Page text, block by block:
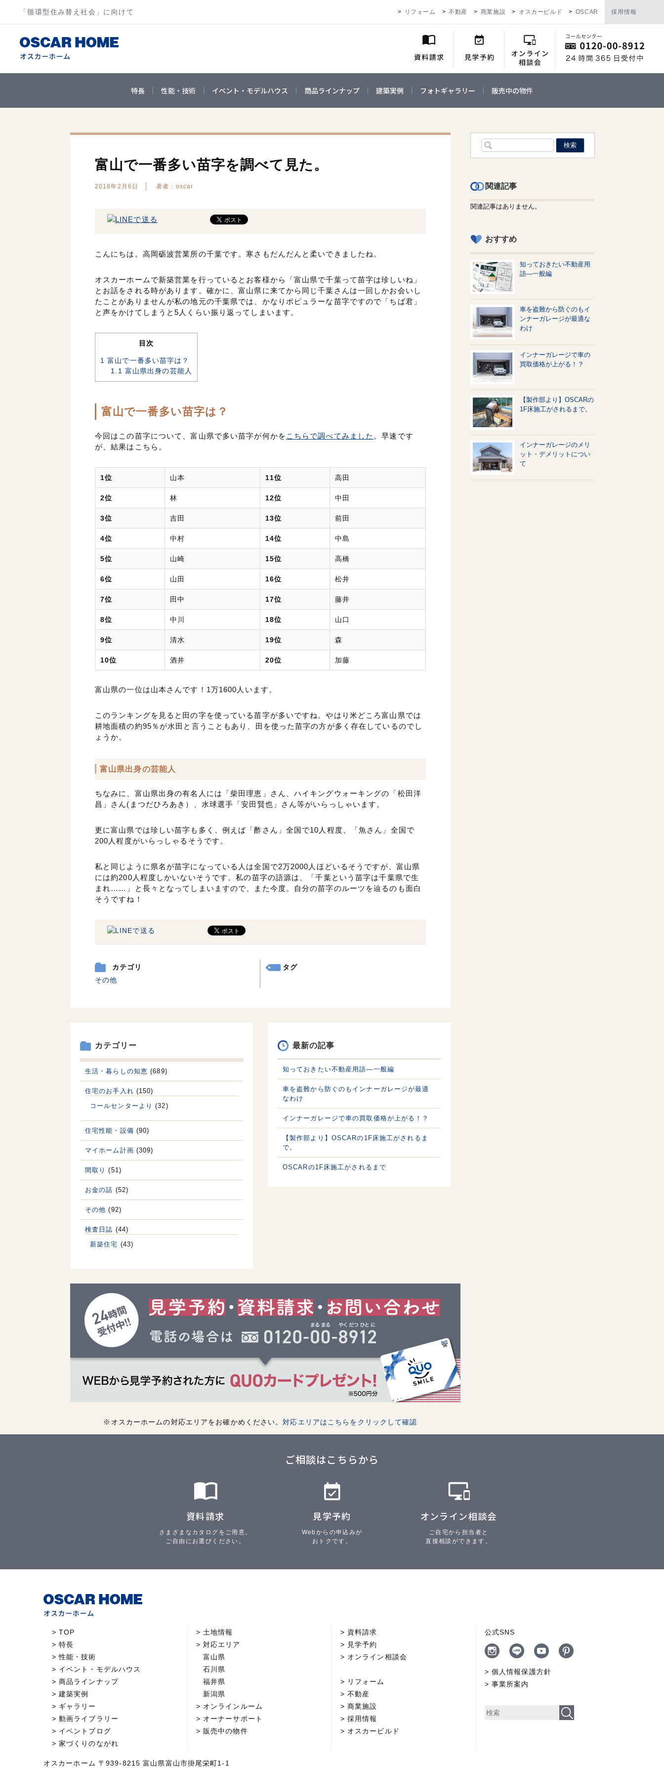
「循環型住み替え社会」に向けて リフォーム 不動産 商業施設 オスカービルド OSCAR 採用情報
特長 性能・技術 イベント・モデルハウス 商品ラインナップ 建築実例 フォトギャラリー 販売中の物件
富山で一番多い苗字を調べて見た。
2018年2月6日 著者：oscar
こんにちは。高岡砺波営業所の千葉です。寒さもだんだんと柔いできましたね。
オスカーホームで新築営業を行っているとお客様から「富山県で千葉って苗字は珍しいね」
とお話をされる時があります。確かに、富山県に来てから同じ千葉さんは一回しかお会いし
たことがありませんが私の地元の千葉県では、かなりポピュラーな苗字ですので「ちば君」
と声をかけてしまうと5人くらい振り返ってしまいます。
目次
1 富山で一番多い苗字は？
1.1 富山県出身の芸能人
富山で一番多い苗字は？
今回はこの苗字について、富山県で多い苗字が何かを こちらで調べてみました 。早速です
が、結果はこちら。
1位 山本 11位 高田
2位 林 12位 中田
3位 吉田 13位 前田
4位 中村 14位 中島
5位 山崎 15位 高橋
6位 山田 16位 松井
7位 田中 17位 藤井
8位 中川 18位 山口
9位 清水 19位 森
10位 酒井 20位 加藤
富山県の一位は山本さんです！1万1600人います。
このランキングを見ると田の字を使っている苗字が多いですね。やはり米どころ富山県では
耕地面積の約95％が水田と言うこともあり、田を使った苗字の方が多く存在しているのでし
ょうか。
富山県出身の芸能人
ちなみに、富山県出身の有名人には「柴田理恵」さん、ハイキングウォーキングの「松田洋
昌」さん(まつだひろあき）、水球選手「安田賢也」さん等がいらっしゃいます。
更に富山県では珍しい苗字も多く、例えば「酢さん」全国で10人程度、「魚さん」全国で
200人程度がいらっしゃるそうです。
私と同じように県名が苗字になっている人は全国で2万2000人ほどいるそうですが、富山県
には約200人程度しかいないそうです。私の苗字の語源は、「千葉という苗字は千葉県で生
まれ……」と長々となってしまいますので、また今度。自分の苗字のルーツを辿るのも面白
そうですね！
カテゴリ
その他
タグ
最新の記事
知っておきたい不動産用語—一般編
車を盗難から防ぐのもインナーガレージが最適
なわけ
インナーガレージで車の買取価格が上がる！？
【製作部より】OSCARの1F床施工がされるま
で。
OSCARの1F床施工がされるまで
カテゴリー
生活・暮らしの知恵 (689)
住宅のお手入れ (150)
コールセンターより (32)
住宅性能・設備 (90)
マイホーム計画 (309)
間取り (51)
お金の話 (52)
その他 (92)
検査日誌 (44)
新築住宅 (43)
※オスカーホームの対応エリアをお確かめください。対応エリアはこちらをクリックして確認
関連記事
関連記事はありません。
おすすめ
知っておきたい不動産用
語—一般編
車を盗難から防ぐのもイ
ンナーガレージが最適な
わけ
インナーガレージで車の
買取価格が上がる！？
【製作部より】OSCARの
1F床施工がされるまで。
インナーガレージのメリ
ット・デメリットについ
て
ご相談はこちらから
資料請求
さまざまなカタログをご用意。
ご自由にお選びください。
見学予約
Webからの申込みが
おトクです。
オンライン相談会
ご自宅から担当者と
直接相談ができます。
TOP
特長
性能・技術
イベント・モデルハウス
商品ラインナップ
建築実例
ギャラリー
動画ライブラリー
イベントブログ
家づくりのながれ
土地情報
対応エリア
富山県
石川県
福井県
新潟県
オンラインルーム
オーナーサポート
販売中の物件
資料請求
見学予約
オンライン相談会
リフォーム
不動産
商業施設
採用情報
オスカービルド
公式SNS
個人情報保護方針
事業所案内
オスカーホーム 〒939-8215 富山県富山市掛尾栄町1-1